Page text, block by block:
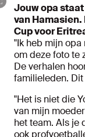
Jouw opa
van
Cup voor
"Ik heb mijn
om deze foto te
De verhalen
familieleden.
"Het is niet die
van mijn
het team. Als je